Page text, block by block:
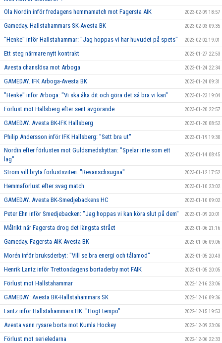
Ola Nordin inför fredagens hemmamatch mot Fagersta AIK
2023-02-09 18:57
Gameday. Hallstahammars SK-Avesta BK 2023-02-03 09:35
"Henke" inför Hallstahammar: "Jag hoppas vi har huvudet på spets" 2023-02-02 19:01
Ett steg närmare nytt kontrakt 2023-01-27 22:53
Avesta chanslösa mot Arboga 2023-01-24 22:34
GAMEDAY. IFK Arboga-Avesta BK 2023-01-24 09:31
"Henke" inför Arboga: "Vi ska åka dit och göra det så bra vi kan" 2023-01-23 19:04
Förlust mot Hallsberg efter sent avgörande 2023-01-20 22:57
GAMEDAY. Avesta BK-IFK Hallsberg 2023-01-20 08:52
Philip Andersson inför IFK Hallsberg: "Sett bra ut" 2023-01-19 19:30
Nordin efter förlusten mot Guldsmedshyttan: "Spelar inte som ett
lag"
2023-01-14 08:45
Ström vill bryta förlustsviten: "Revanschsugna" 2023-01-12 17:52
Hemmaförlust efter svag match 2023-01-10 23:02
GAMEDAY. Avesta BK-Smedjebackens HC 2023-01-10 09:02
Peter Ehn inför Smedjebacken: "Jag hoppas vi kan köra slut på dem" 2023-01-09 20:01
Målrikt när Fagersta drog det längsta strået 2023-01-06 21:16
Gameday. Fagersta AIK-Avesta BK 2023-01-06 09:06
Morén inför bruksderbyt: "Vill se bra energi och tålamod" 2023-01-05 20:43
Henrik Lantz inför Trettondagens bortaderby mot FAIK 2023-01-05 20:05
Förlust mot Hallstahammar 2022-12-16 23:06
GAMEDAY: Avesta BK-Hallstahammars SK 2022-12-16 09:36
Lantz inför Hallstahammars HK: "Högt tempo" 2022-12-15 19:53
Avesta vann rysare borta mot Kumla Hockey 2022-12-09 23:06
Förlust mot serieledarna 2022-12-06 22:33